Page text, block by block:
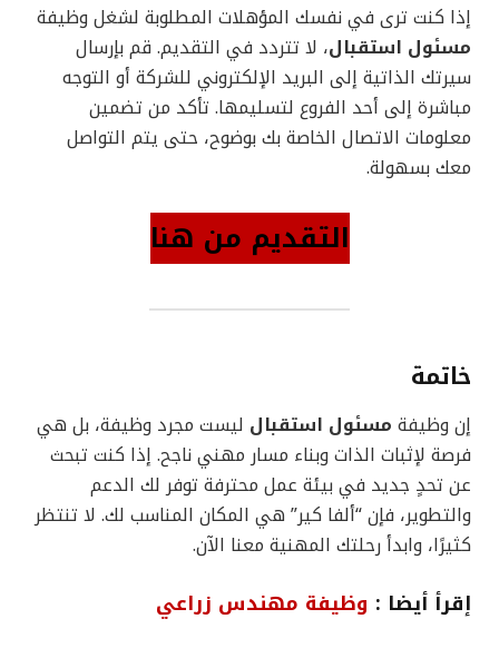
إذا كنت ترى في نفسك المؤهلات المطلوبة لشغل وظيفة
مسئول استقبال، لا تتردد في التقديم. قم بإرسال
سيرتك الذاتية إلى البريد الإلكتروني للشركة أو التوجه
مباشرة إلى أحد الفروع لتسليمها. تأكد من تضمين
معلومات الاتصال الخاصة بك بوضوح، حتى يتم التواصل
معك بسهولة.
التقديم من هنا
خاتمة
إن وظيفة مسئول استقبال ليست مجرد وظيفة، بل هي
فرصة لإثبات الذات وبناء مسار مهني ناجح. إذا كنت تبحث
عن تحدٍ جديد في بيئة عمل محترفة توفر لك الدعم
والتطوير، فإن “ألفا كير” هي المكان المناسب لك. لا تنتظر
كثيرًا، وابدأ رحلتك المهنية معنا الآن.
إقرأ أيضا : وظيفة مهندس زراعي